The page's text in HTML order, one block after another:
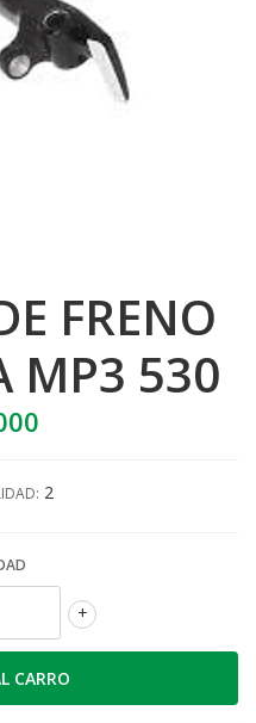
FRENO
MP3 530
2
+